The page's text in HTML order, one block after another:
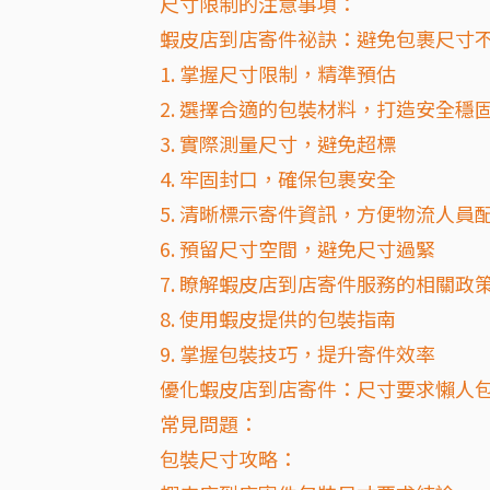
蝦皮店到店寄件祕訣：避免包裹尺寸
1. 掌握尺寸限制，精準預估
2. 選擇合適的包裝材料，打造安全穩
3. 實際測量尺寸，避免超標
4. 牢固封口，確保包裹安全
5. 清晰標示寄件資訊，方便物流人員
6. 預留尺寸空間，避免尺寸過緊
7. 瞭解蝦皮店到店寄件服務的相關政
8. 使用蝦皮提供的包裝指南
9. 掌握包裝技巧，提升寄件效率
優化蝦皮店到店寄件：尺寸要求懶人
常見問題：
包裝尺寸攻略：